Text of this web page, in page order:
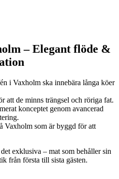
– Elegant flöde &
i Vaxholm ska innebära långa köer
att de minns trängsel och röriga fat.
konceptet genom avancerad
Vaxholm som är byggd för att
exklusiva – mat som behåller sin
från första till sista gästen.